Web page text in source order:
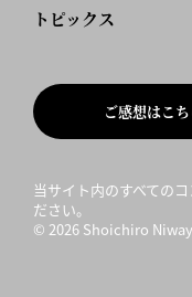
トピックス
ご感想はこ
当サイト内のすべての
ださい。
© 2026 Shoichiro